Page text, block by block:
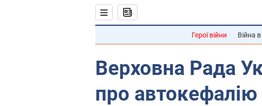
Герої війни Війна в
Верховна Рада
про